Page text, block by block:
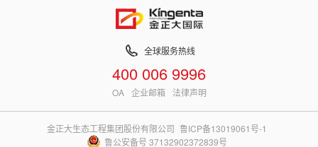
全球服务热线
400 006 9996
OA 企业邮箱 法律声明
金正大生态工程集团股份有限公司 鲁ICP备13019061号-1
鲁公安备号 37132902372839号